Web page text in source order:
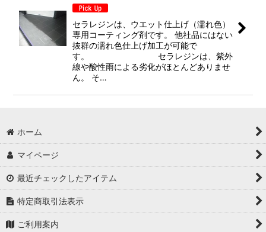
絞り込む
セラレジンは、ウエット仕上げ（濡れ色）
専用コーティング剤です。 他社品にはない
抜群の濡れ色仕上げ加工が可能で
す。 セラレジンは、紫外
線や酸性雨による劣化がほとんどありませ
ん。 そ…
ホーム
マイページ
最近チェックしたアイテム
特定商取引法表示
ご利用案内